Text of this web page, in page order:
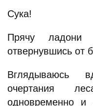
Сука!
Прячу
отвернувшись от
Вглядываюсь
очертания
одновременно